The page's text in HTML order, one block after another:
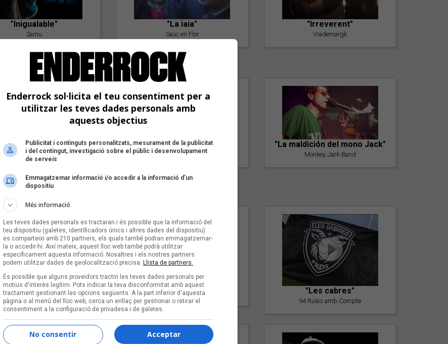
"Inigualable"
Samu
"La iaia"
Saüc en Flor
"Irreverent"
Vrademargk
"Amb tu"
"Postlude To A Kiss"
Goran Levi
"La maldición del mono Jack"
Monkey Jack Band
"Lo bueno y lo malo"
Carmen y María
"Posidònia"
Pep Álvarez amb Joan Muntaner
(Xanguito)
"Les cabres"
94 Rules amb Compte
Enderrock sol·licita el teu consentiment per a
utilitzar les teves dades personals amb
aquests objectius
Publicitat i continguts personalitzats, mesurament de la publicitat
i del contingut, investigació sobre el públic i desenvolupament
de serveis
Emmagatzemar informació i/o accedir a la informació d’un
dispositiu
Més informació
Les teves dades personals es tractaran i és possible que la informació del
teu dispositiu (galetes, identificadors únics i altres dades del dispositiu)
es comparteixi amb 210 partners, els quals també podran emmagatzemar-
la o accedir-hi. Així mateix, aquest lloc web també podrà utilitzar
específicament aquesta informació. Nosaltres i els nostres partners
podem utilitzar dades de geolocalització precisa. Llista de partners.
És possible que alguns proveïdors tractin les teves dades personals per
motius d'interès legítim. Pots indicar la teva disconformitat amb aquest
tractament gestionant les opcions següents. A la part inferior d'aquesta
pàgina o al menú del lloc web, cerca un enllaç per gestionar o retirar el
consentiment a la configuració de privadesa i de galetes.
Acceptar
No consentir